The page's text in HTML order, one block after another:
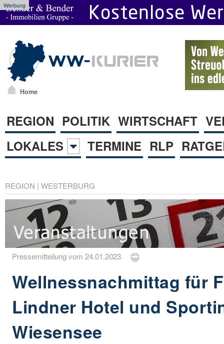
Werbung
Home
REGION POLITIK WIRTSCHAFT
LOKALES
TERMINE RLP
REGION | WESTERBURG
Pressemitteilung vom 24.01.2023
Wellnessnachmittag für
Lindner Hotel und
Wiesensee